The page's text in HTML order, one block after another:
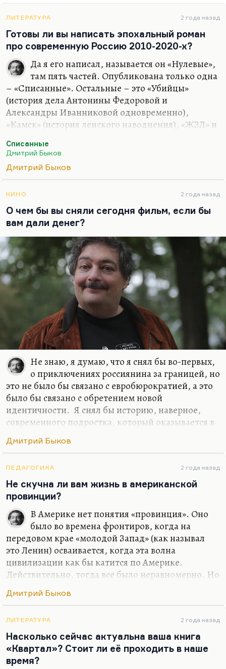
ЛИТЕРАТУРА 2 года назад
Готовы ли вы написать эпохальный роман
про современную Россию 2010-2020-х?
Да я его написал, называется он «Нулевые»,
там пять частей. Опубликована только одна
– «Списанные». Остальные – это «Убийцы»
(история дела Антонины Федоровой и
Александры Иванниковой одновременно),
«Камск» (история ленского наводнения), «ЖЗЛ» и
Свиридова, который возвращается из
эмиграции). Десять-пятнадцать лет нам
происходит действие. Но я не хочу его печатать;
роман хорошо, когда есть эпохальное время на
дворе. Сегодня это не тот жанр, в котором надо
выступать. Мне вообще кажется, что время
эпических романов закончилось. Сегодня надо
писать…
Списанные
Дмитрий Быков
Дмитрий Быков
КИНО 2 года назад
О чем бы вы сняли сегодня фильм, если бы
вам дали денег?
Не знаю, я думаю, что я снял бы во-первых,
о приключениях россиянина за границей, но
это не было бы связано с евробюрократией, а это
было бы связано с обретением новой
идентичности. Я снял бы историю, наверное,
современного подростка, который оказывается в
отвоевать себе место. И я, наверное, снял бы
сожалению, любовных историй в современной
России в современном кино. Понимаете, всех
ведь обычно занимает история гендерной
идентичности, которая, по-моему, совсем
неинтересна. Людей занимает проблема как
совместить, условно говоря, секс и отношения.
Как в «Интиме», например: возможен ли секс
без…
Дмитрий Быков
ПЕДАГОГИКА 2 года назад
Не скучна ли вам жизнь в американской
провинции?
В Америке нет понятия «провинция». Оно
было во времена фронтиров, когда на
передовом крае «молодой Запад» (как называл
это Ленин) осваивается, когда эта волна
цивилизации как бы катится по Америке.
Действительно, тогда все было неравномерно. Но
примерно сельской. Стоит проехать три минуты,
почти центре города. Соответственно, ощущения
провинции у меня нет потому, что я ведь всегда
жил, очень много времени проводил в Чепелеве,
на даче своей. Или в «Березках», любимом
Дмитрий Быков
ЛИТЕРАТУРА 2 года назад
Насколько сейчас актуальна ваша книга
«Квартал»? Стоит ли её проходить в наше
время?